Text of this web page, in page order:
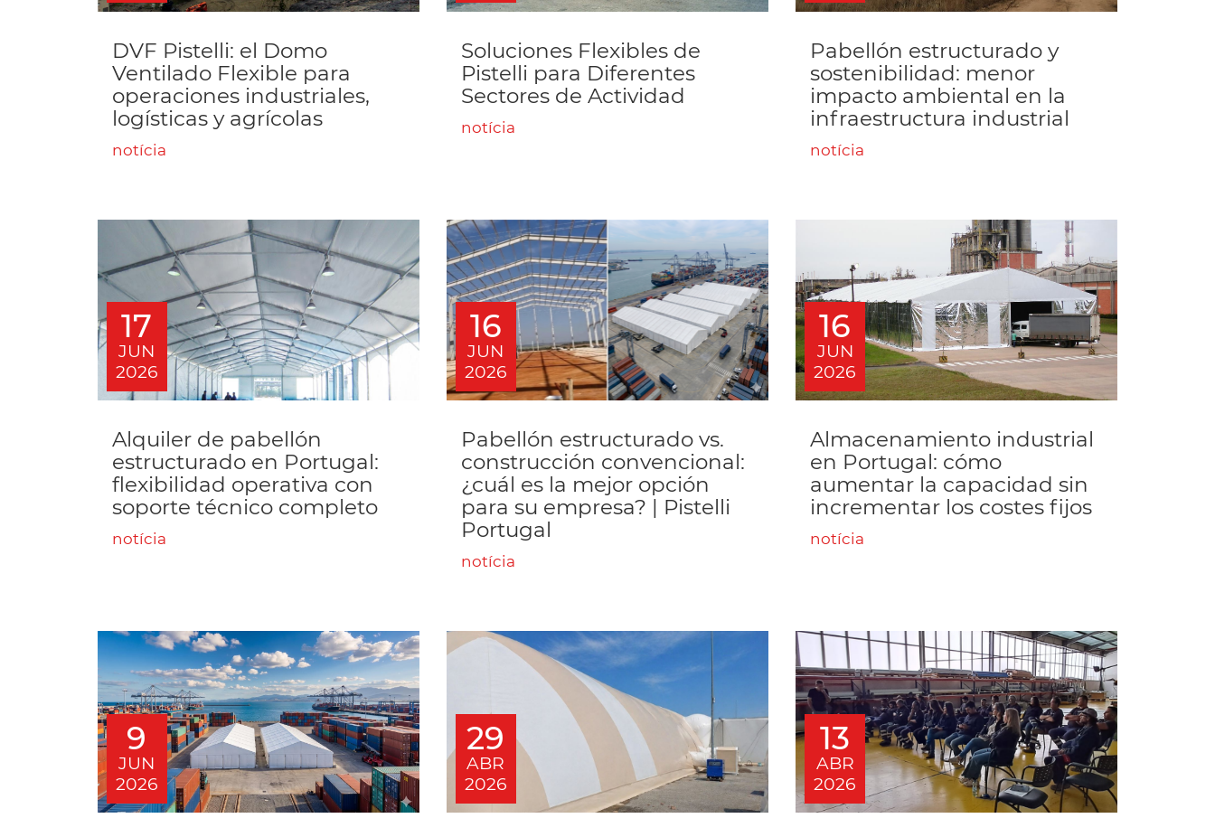
DVF Pistelli: el Domo
Ventilado Flexible para
operaciones industriales,
logísticas y agrícolas
notícia
Soluciones Flexibles de
Pistelli para Diferentes
Sectores de Actividad
notícia
Pabellón estructurado y
sostenibilidad: menor
impacto ambiental en la
infraestructura industrial
notícia
17
JUN
2026
Alquiler de pabellón
estructurado en Portugal:
flexibilidad operativa con
soporte técnico completo
notícia
16
JUN
2026
Pabellón estructurado vs.
construcción convencional:
¿cuál es la mejor opción
para su empresa? | Pistelli
Portugal
notícia
16
JUN
2026
Almacenamiento industrial
en Portugal: cómo
aumentar la capacidad sin
incrementar los costes fijos
notícia
9
JUN
2026
29
ABR
2026
13
ABR
2026